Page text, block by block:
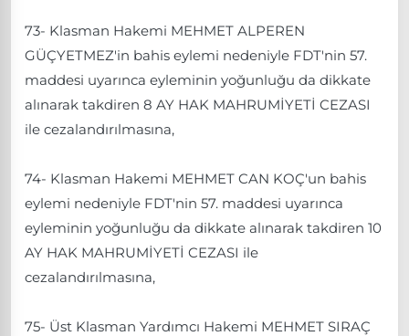
73- Klasman Hakemi MEHMET ALPEREN
GÜÇYETMEZ'in bahis eylemi nedeniyle FDT'nin 57.
maddesi uyarınca eyleminin yoğunluğu da dikkate
alınarak takdiren 8 AY HAK MAHRUMİYETİ CEZASI
ile cezalandırılmasına,
74- Klasman Hakemi MEHMET CAN KOÇ'un bahis
eylemi nedeniyle FDT'nin 57. maddesi uyarınca
eyleminin yoğunluğu da dikkate alınarak takdiren 10
AY HAK MAHRUMİYETİ CEZASI ile
cezalandırılmasına,
75- Üst Klasman Yardımcı Hakemi MEHMET SIRAÇ